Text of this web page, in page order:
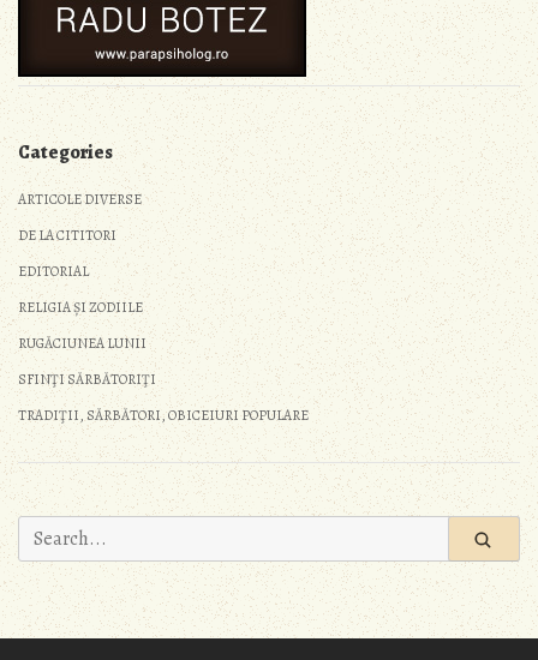
Categories
ARTICOLE DIVERSE
DE LA CITITORI
EDITORIAL
RELIGIA ȘI ZODIILE
RUGĂCIUNEA LUNII
SFINŢI SĂRBĂTORIŢI
TRADIŢII, SĂRBĂTORI, OBICEIURI POPULARE
Search
for: